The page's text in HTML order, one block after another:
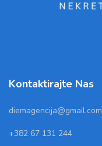
Kontaktirajte Nas
diemagencija@gmail.com
+382 67 131 244